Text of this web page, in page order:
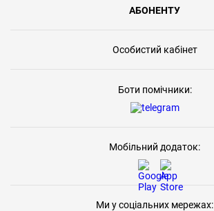
АБОНЕНТУ
Особистий кабінет
Боти помічники:
Мобільний додаток:
Ми у соціальних мережах: